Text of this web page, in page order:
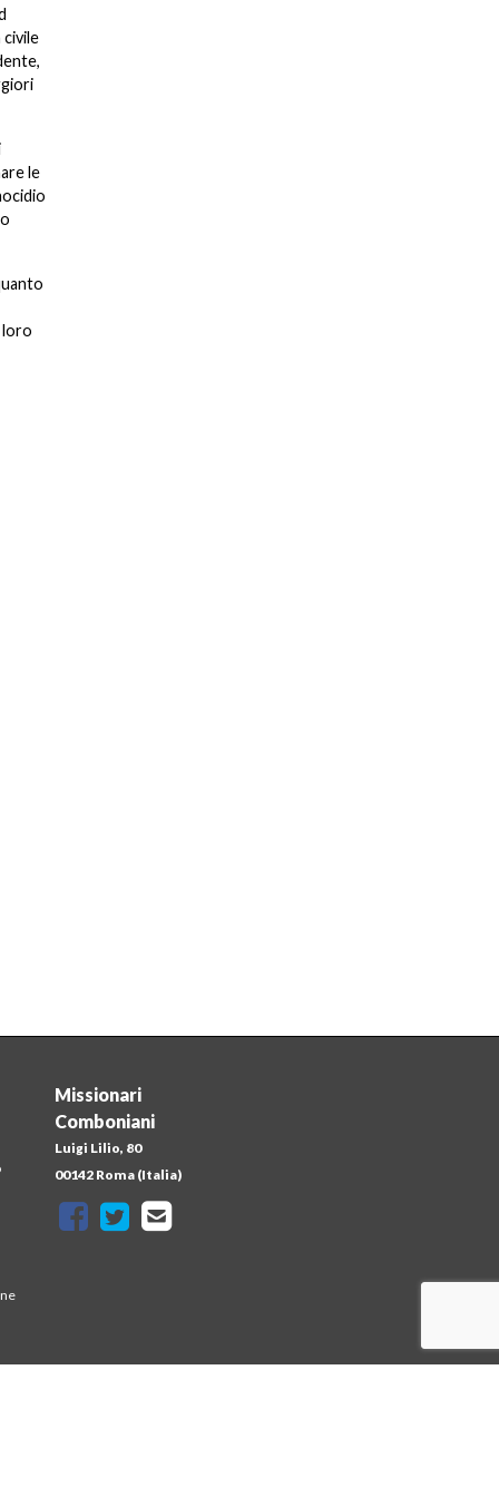
civile
le
loro
Missionari
Comboniani
Luigi Lilio, 80
00142 Roma (Italia)